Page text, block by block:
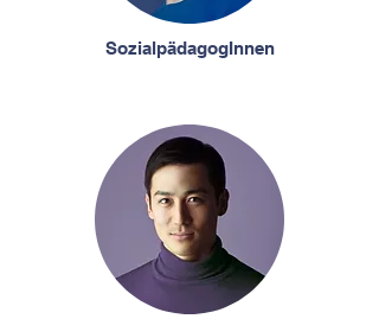
SozialpädagogInnen